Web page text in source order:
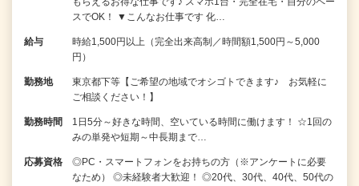
スでOK！ ▼こんなお仕事です 化…
給与
時給1,500円以上（完全出来高制／時間額1,500円～5,000
円）
勤務地
東京都下等【ご希望の地域でオシゴトできます♪ お気軽に
ご相談ください！】
勤務時間
1日5分～好きな時間、空いている時間に働けます！ ☆1回の
みの単発や短期～中長期まで…
応募資格
◎PC・スマートフォンをお持ちの方（※アンケートに必要
なため） ◎未経験者大歓迎！ ◎20代、30代、40代、50代の